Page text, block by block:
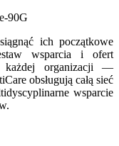
90G
ich początkowe
wsparcia i ofert
każdej organizacji —
obsługują całą sieć
wsparcie